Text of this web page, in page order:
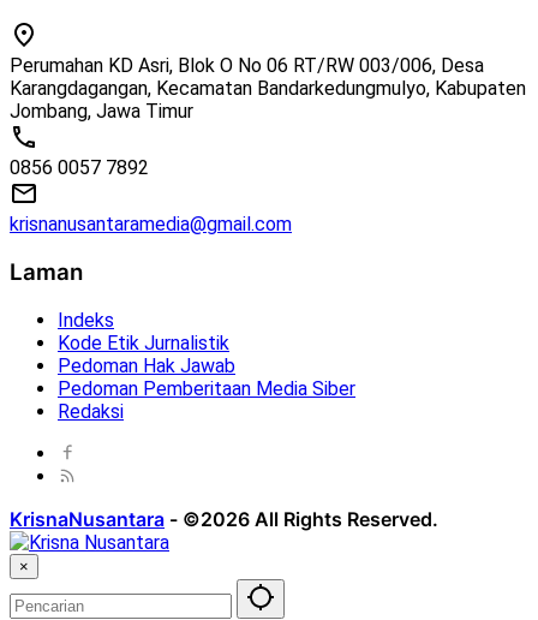
Perumahan KD Asri, Blok O No 06 RT/RW 003/006, Desa
Karangdagangan, Kecamatan Bandarkedungmulyo, Kabupaten
Jombang, Jawa Timur
0856 0057 7892
krisnanusantaramedia@gmail.com
Laman
Indeks
Kode Etik Jurnalistik
Pedoman Hak Jawab
Pedoman Pemberitaan Media Siber
Redaksi
KrisnaNusantara - ©2026 All Rights Reserved.
×